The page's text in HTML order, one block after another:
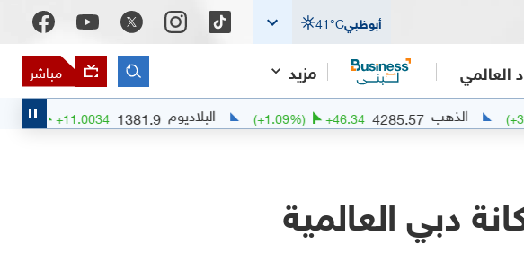
أبوظبي 41°C
العالمي مزيد مباشر
الذهب 4285.57
+46.34
( +1.09%) البلاديوم 1381.9
+ 11.0034
+0.8%)
دبي العالمية